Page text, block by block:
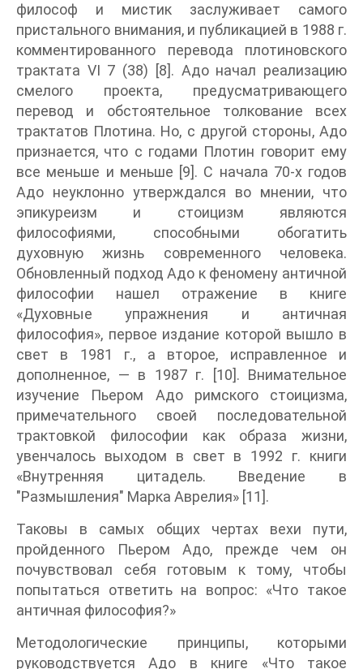
философ и мистик заслуживает самого
пристального внимания, и публикацией в 1988 г.
комментированного перевода плотиновского
трактата VI 7 (38) [8]. Адо начал реализацию
смелого проекта, предусматривающего
перевод и обстоятельное толкование всех
трактатов Плотина. Но, с другой стороны, Адо
признается, что с годами Плотин говорит ему
все меньше и меньше [9]. С начала 70-х годов
Адо неуклонно утверждался во мнении, что
эпикуреизм и стоицизм являются
философиями, способными обогатить
духовную жизнь современного человека.
Обновленный подход Адо к феномену античной
философии нашел отражение в книге
«Духовные упражнения и античная
философия», первое издание которой вышло в
свет в 1981 г., а второе, исправленное и
дополненное, — в 1987 г. [10]. Внимательное
изучение Пьером Адо римского стоицизма,
примечательного своей последовательной
трактовкой философии как образа жизни,
увенчалось выходом в свет в 1992 г. книги
«Внутренняя цитадель. Введение в
"Размышления" Марка Аврелия» [11].
Таковы в самых общих чертах вехи пути,
пройденного Пьером Адо, прежде чем он
почувствовал себя готовым к тому, чтобы
попытаться ответить на вопрос: «Что такое
античная философия?»
Методологические принципы, которыми
руководствуется Адо в книге «Что такое